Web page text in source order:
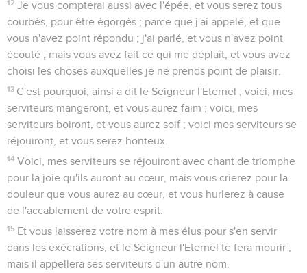
12 Je vous compterai aussi avec l'épée, et vous serez tous
courbés, pour être égorgés ; parce que j'ai appelé, et que
vous n'avez point répondu ; j'ai parlé, et vous n'avez point
écouté ; mais vous avez fait ce qui me déplaît, et vous avez
choisi les choses auxquelles je ne prends point de plaisir.
13 C'est pourquoi, ainsi a dit le Seigneur l'Eternel ; voici, mes
serviteurs mangeront, et vous aurez faim ; voici, mes
serviteurs boiront, et vous aurez soif ; voici mes serviteurs se
réjouiront, et vous serez honteux.
14 Voici, mes serviteurs se réjouiront avec chant de triomphe
pour la joie qu'ils auront au cœur, mais vous crierez pour la
douleur que vous aurez au cœur, et vous hurlerez à cause
de l'accablement de votre esprit.
15 Et vous laisserez votre nom à mes élus pour s'en servir
dans les exécrations, et le Seigneur l'Eternel te fera mourir ;
mais il appellera ses serviteurs d'un autre nom.